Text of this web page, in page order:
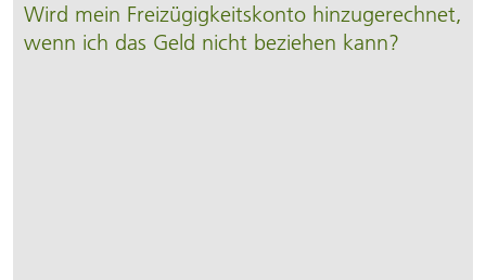
Wird mein Freizügigkeitskonto hinzugerechnet,
wenn ich das Geld nicht beziehen kann?